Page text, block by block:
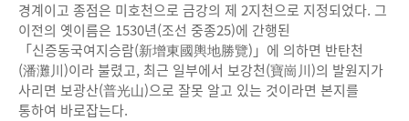
경계이고 종점은 미호천으로 금강의 제 2지천으로 지정되었다. 그
이전의 옛이름은 1530년(조선 중종25)에 간행된
「신증동국여지승람(新增東國輿地勝覽)」에 의하면 반탄천
(潘灘川)이라 불렸고, 최근 일부에서 보강천(寶崗川)의 발원지가
사리면 보광산(普光山)으로 잘못 알고 있는 것이라면 본지를
통하여 바로잡는다.